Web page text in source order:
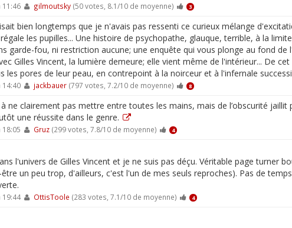
11:46 gilmoutsky(50 votes, 8.1/10 de moyenne) 3
bien longtemps que je n'avais pas ressenti ce curieux mélange
les pupilles... Une histoire de psychopathe, glauque, terrible, à la
garde-fou, ni restriction aucune; une enquête qui vous plonge au fond
Gilles Vincent, la lumière demeure; elle vient même de l'intérieur... De
les pores de leur peau, en contrepoint à la noirceur et à l'infernale
14:40 jackbauer(797 votes, 7.2/10 de moyenne) 8
ne clairement pas mettre entre toutes les mains, mais de l’obscurité jaillit
une réussite dans le genre.
18:05 Gruz(299 votes, 7.8/10 de moyenne) 4
l'univers de Gilles Vincent et je ne suis pas déçu. Véritable page turner
un peu trop, d'ailleurs, c'est l'un de mes seuls reproches). Pas de
19:44 OttisToole (283 votes, 7.1/10 de moyenne) 4